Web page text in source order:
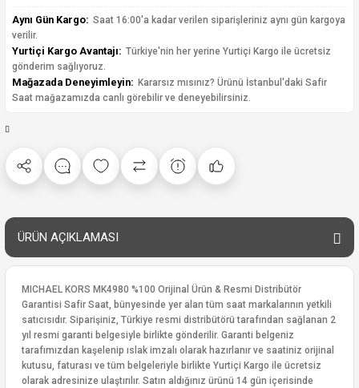
Aynı Gün Kargo: Saat 16:00'a kadar verilen siparişleriniz aynı gün kargoya
verilir.
Yurtiçi Kargo Avantajı: Türkiye'nin her yerine Yurtiçi Kargo ile ücretsiz
gönderim sağlıyoruz.
Mağazada Deneyimleyin: Kararsız mısınız? Ürünü İstanbul'daki Safir
Saat mağazamızda canlı görebilir ve deneyebilirsiniz.
ÜRÜN AÇIKLAMASI
MICHAEL KORS MK4980 %100 Orijinal Ürün & Resmi Distribütör
Garantisi Safir Saat, bünyesinde yer alan tüm saat markalarının yetkili
satıcısıdır. Siparişiniz, Türkiye resmi distribütörü tarafından sağlanan 2
yıl resmi garanti belgesiyle birlikte gönderilir. Garanti belgeniz
tarafımızdan kaşelenip ıslak imzalı olarak hazırlanır ve saatiniz orijinal
kutusu, faturası ve tüm belgeleriyle birlikte Yurtiçi Kargo ile ücretsiz
olarak adresinize ulaştırılır. Satın aldığınız ürünü 14 gün içerisinde